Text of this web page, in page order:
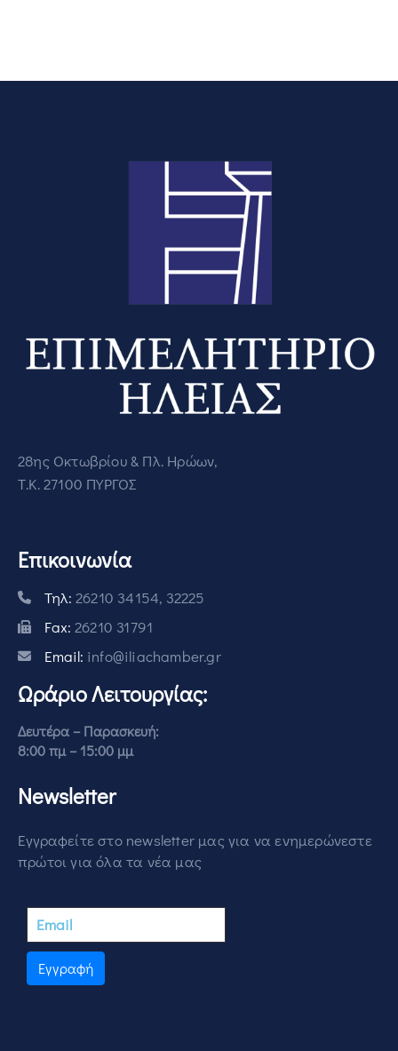
28ης Οκτωβρίου & Πλ. Ηρώων,
Τ.Κ. 27100 ΠΥΡΓΟΣ
Επικοινωνία
Τηλ: 26210 34154, 32225
Fax: 26210 31791
Email: info@iliachamber.gr
Ωράριο Λειτουργίας:
Δευτέρα – Παρασκευή:
8:00 πμ – 15:00 μμ
Newsletter
Εγγραφείτε στο newsletter μας για να ενημερώνεστε
πρώτοι για όλα τα νέα μας
Εγγραφή